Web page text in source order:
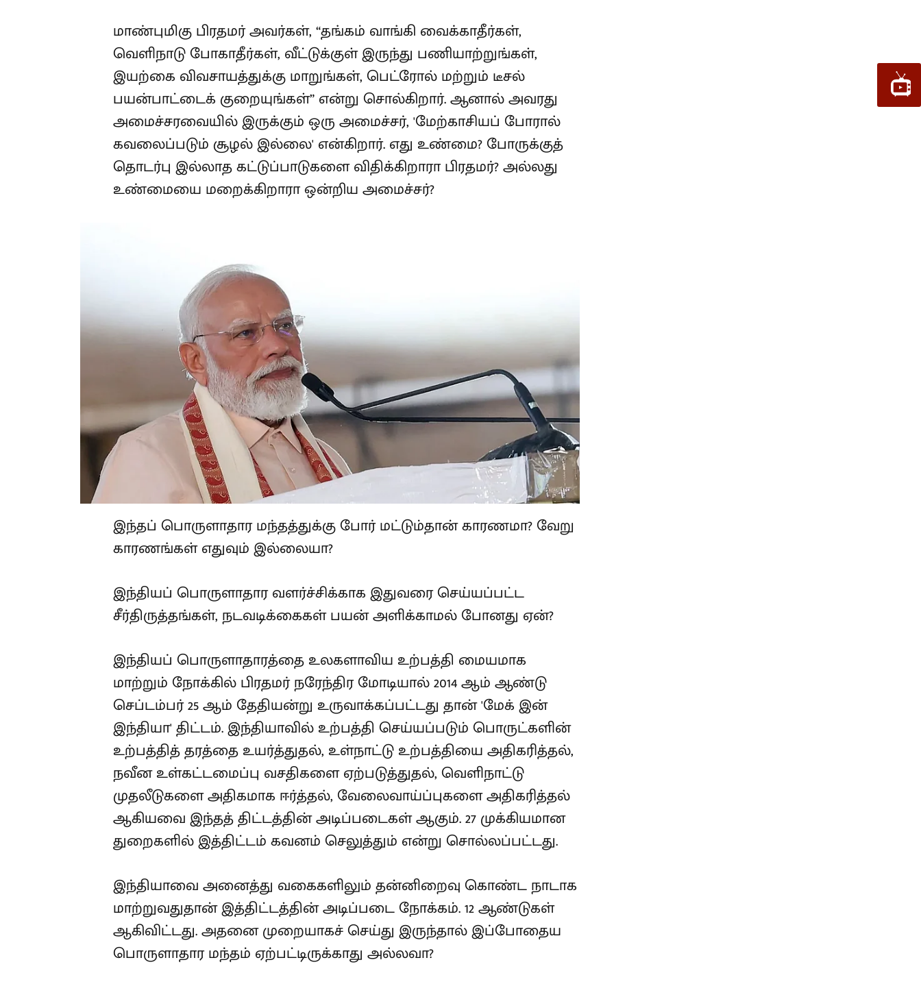
மாண்புமிகு பிரதமர் அவர்கள், “தங்கம் வாங்கி வைக்காதீர்கள்,
வெளிநாடு போகாதீர்கள், வீட்டுக்குள் இருந்து பணியாற்றுங்கள்,
இயற்கை விவசாயத்துக்கு மாறுங்கள், பெட்ரோல் மற்றும் டீசல்
பயன்பாட்டைக் குறையுங்கள்” என்று சொல்கிறார். ஆனால் அவரது
அமைச்சரவையில் இருக்கும் ஒரு அமைச்சர், 'மேற்காசியப் போரால்
கவலைப்படும் சூழல் இல்லை' என்கிறார். எது உண்மை? போருக்குத்
தொடர்பு இல்லாத கட்டுப்பாடுகளை விதிக்கிறாரா பிரதமர்? அல்லது
உண்மையை மறைக்கிறாரா ஒன்றிய அமைச்சர்?
இந்தப் பொருளாதார மந்தத்துக்கு போர் மட்டும்தான் காரணமா? வேறு
காரணங்கள் எதுவும் இல்லையா?
இந்தியப் பொருளாதார வளர்ச்சிக்காக இதுவரை செய்யப்பட்ட
சீர்திருத்தங்கள், நடவடிக்கைகள் பயன் அளிக்காமல் போனது ஏன்?
இந்தியப் பொருளாதாரத்தை உலகளாவிய உற்பத்தி மையமாக
மாற்றும் நோக்கில் பிரதமர் நரேந்திர மோடியால் 2014 ஆம் ஆண்டு
செப்டம்பர் 25 ஆம் தேதியன்று உருவாக்கப்பட்டது தான் 'மேக் இன்
இந்தியா' திட்டம். இந்தியாவில் உற்பத்தி செய்யப்படும் பொருட்களின்
உற்பத்தித் தரத்தை உயர்த்துதல், உள்நாட்டு உற்பத்தியை அதிகரித்தல்,
நவீன உள்கட்டமைப்பு வசதிகளை ஏற்படுத்துதல், வெளிநாட்டு
முதலீடுகளை அதிகமாக ஈர்த்தல், வேலைவாய்ப்புகளை அதிகரித்தல்
ஆகியவை இந்தத் திட்டத்தின் அடிப்படைகள் ஆகும். 27 முக்கியமான
துறைகளில் இத்திட்டம் கவனம் செலுத்தும் என்று சொல்லப்பட்டது.
இந்தியாவை அனைத்து வகைகளிலும் தன்னிறைவு கொண்ட நாடாக
மாற்றுவதுதான் இத்திட்டத்தின் அடிப்படை நோக்கம். 12 ஆண்டுகள்
ஆகிவிட்டது. அதனை முறையாகச் செய்து இருந்தால் இப்போதைய
பொருளாதார மந்தம் ஏற்பட்டிருக்காது அல்லவா?